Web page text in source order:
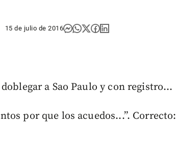
15 de julio de 2016
a Sao Paulo y con registro...
por que los acuedos...”. Correcto: